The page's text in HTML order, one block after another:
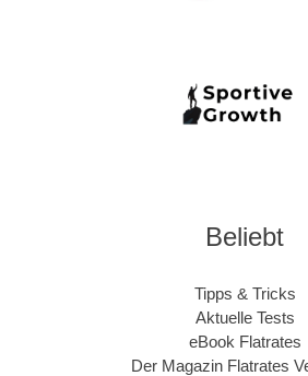
Beliebt
Tipps & Tricks
Aktuelle Tests
eBook Flatrates
Der Magazin Flatrates